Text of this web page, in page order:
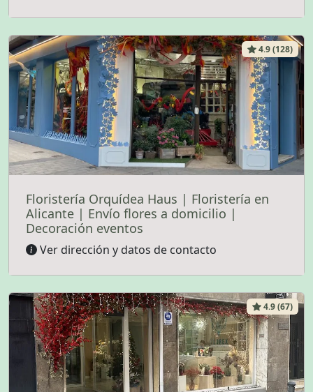
4.9 (128)
Floristería Orquídea Haus | Floristería en
Alicante | Envío flores a domicilio |
Decoración eventos
Ver dirección y datos de contacto
4.9 (67)